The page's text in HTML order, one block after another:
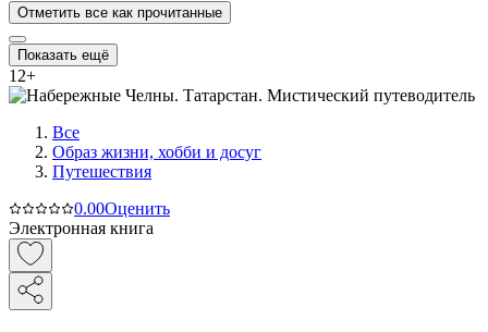
Отметить все как прочитанные
Показать ещё
12+
Все
Образ жизни, хобби и досуг
Путешествия
0.00Оценить
Электронная книга